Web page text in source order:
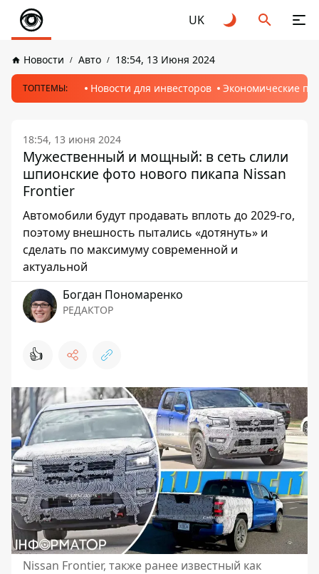
UK
Новости Авто 18:54, 13 Июня 2024
ТОПТЕМЫ: Новости для инвесторов Экономические
18:54, 13 июня 2024
Мужественный и мощный: в сеть слили
шпионские фото нового пикапа Nissan
Frontier
Автомобили будут продавать вплоть до 2029-го,
поэтому внешность пытались «дотянуть» и
сделать по максимуму современной и
актуальной
Богдан Пономаренко
РЕДАКТОР
👍
Nissan Frontier, также ранее известный как